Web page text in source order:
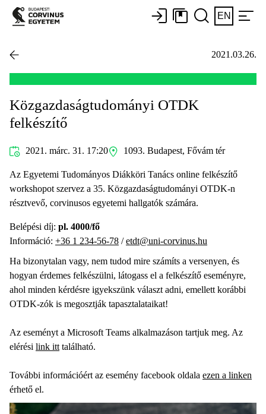
EN
2021.03.26.
Közgazdaságtudományi OTDK
felkészítő
2021. márc. 31. 17:20 1093. Budapest, Fővám tér
Az Egyetemi Tudományos Diákköri Tanács online felkészítő
workshopot szervez a 35. Közgazdaságtudományi OTDK-n
résztvevő, corvinusos egyetemi hallgatók számára.
Belépési díj: pl. 4000/fő
Információ: +36 1 234-56-78 /etdt@uni-corvinus.hu
Ha bizonytalan vagy, nem tudod mire számíts a versenyen, és
hogyan érdemes felkészülni, látogass el a felkészítő eseményre,
ahol minden kérdésre igyekszünk választ adni, emellett korábbi
OTDK-zók is megosztják tapasztalataikat!
Az eseményt a Microsoft Teams alkalmazáson tartjuk meg. Az
elérési link itt található.
További információért az esemény facebook oldala ezen a linken
érhető el.